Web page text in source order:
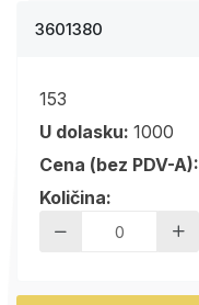
3601380
153
U dolasku: 1000
Cena (bez PDV-A):
Količina: